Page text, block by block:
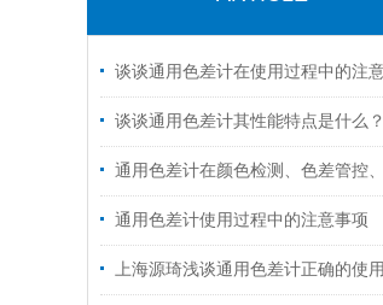
谈谈通用色差计其性能特点是什么？
通用色差计使用过程中的注意事项